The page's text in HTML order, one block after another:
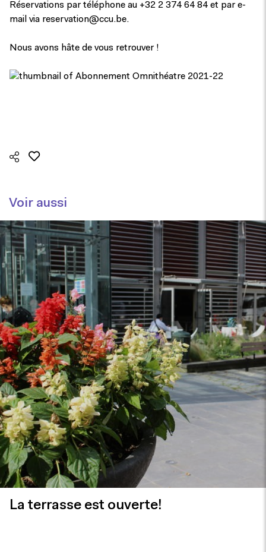
Réservations par téléphone au +32 2 374 64 84 et par e-
mail via reservation@ccu.be.
Nous avons hâte de vous retrouver !
Voir aussi
La terrasse est ouverte!